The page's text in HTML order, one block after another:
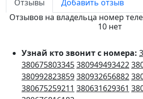
Отзывы
Добавить отзыв
Отзывов на владельца номер
10 нет
Узнай кто звонит с номера:
380675803345380949493422
380992823859380932656882
380675259211 380631629361